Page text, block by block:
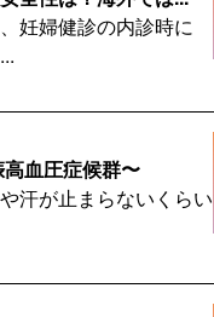
妊婦健診の内診時に
血圧症候群〜
汗が止まらないくらい